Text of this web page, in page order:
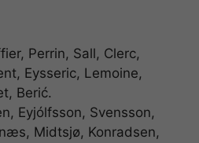
Perrin, Sall, Clerc,
Eysseric, Lemoine,
Berić.
Eyjólfsson, Svensson,
Midtsjø, Konradsen,